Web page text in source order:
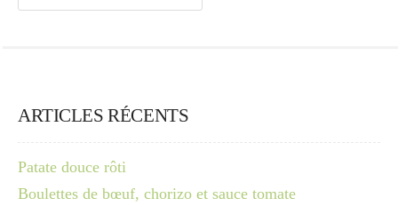
ARTICLES RÉCENTS
Patate douce rôti
Boulettes de bœuf, chorizo et sauce tomate